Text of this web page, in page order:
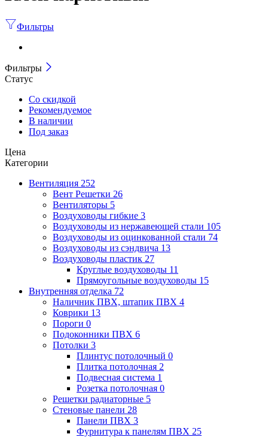
Фильтры
Фильтры
Статус
Со скидкой
Рекомендуемое
В наличии
Под заказ
Цена
Категории
Вентиляция 252
Вент Решетки 26
Вентиляторы 5
Воздуховоды гибкие 3
Воздуховоды из нержавеющей стали 105
Воздуховоды из оцинкованной стали 74
Воздуховоды из сэндвича 13
Воздуховоды пластик 27
Круглые воздуховоды 11
Прямоугольные воздуховоды 15
Внутренняя отделка 72
Наличник ПВХ, штапик ПВХ 4
Коврики 13
Пороги 0
Подоконники ПВХ 6
Потолки 3
Плинтус потолочный 0
Плитка потолочная 2
Подвесная система 1
Розетка потолочная 0
Решетки радиаторные 5
Стеновые панели 28
Панели ПВХ 3
Фурнитура к панелям ПВХ 25